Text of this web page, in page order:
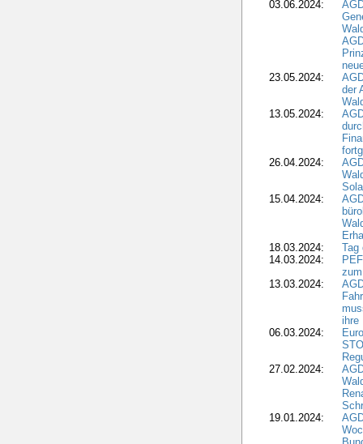
03.06.2024:
23.05.2024:
der
13.05.2024:
26.04.2024:
15.04.2024:
18.03.2024:
Tag
14.03.2024:
13.03.2024:
ihre
06.03.2024:
27.02.2024:
19.01.2024: